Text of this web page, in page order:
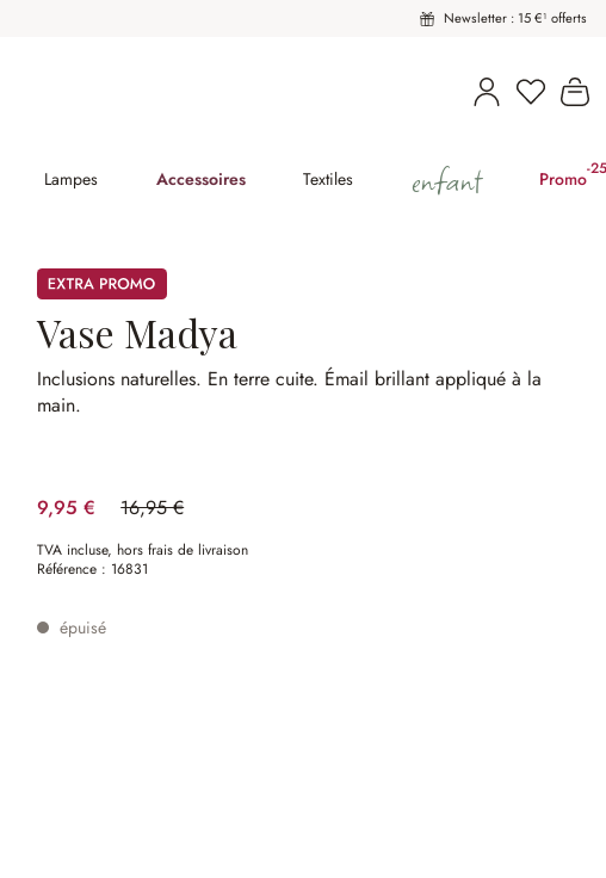
Newsletter : 15 €¹ offerts
Vous
Lampes Accessoires Textiles enfant Promo-
Promos
Vase Madya
Inclusions naturelles. En terre cuite. Émail brillant appliqué à la
main.
9,95 € 16,95 €
(41.3%spared)
TVA incluse, hors frais de livraison
Référence : 16831
épuisé